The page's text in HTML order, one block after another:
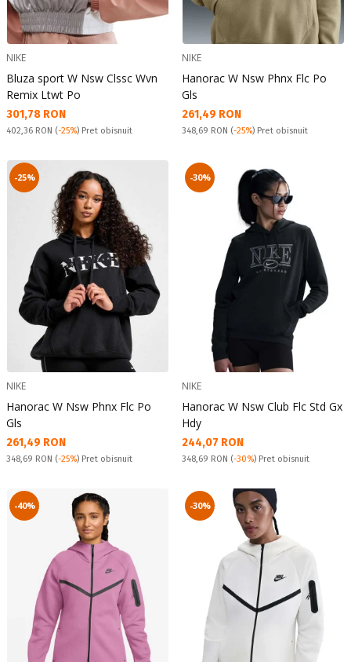
NIKE
Bluza sport W Nsw Clssc Wvn
Remix Ltwt Po
Текуща цена:
301,78 RON
Pret obisnuit:
402,36 RON (-25%) Pret obisnuit
NIKE
Hanorac W Nsw Phnx Flc Po
Gls
Текуща цена:
261,49 RON
Pret obisnuit:
348,69 RON (-25%) Pret obisnuit
-25%
NIKE
Hanorac W Nsw Phnx Flc Po
Gls
Текуща цена:
261,49 RON
Pret obisnuit:
348,69 RON (-25%) Pret obisnuit
-30%
NIKE
Hanorac W Nsw Club Flc Std Gx
Hdy
Текуща цена:
244,07 RON
Pret obisnuit:
348,69 RON (-30%) Pret obisnuit
-40% -30%